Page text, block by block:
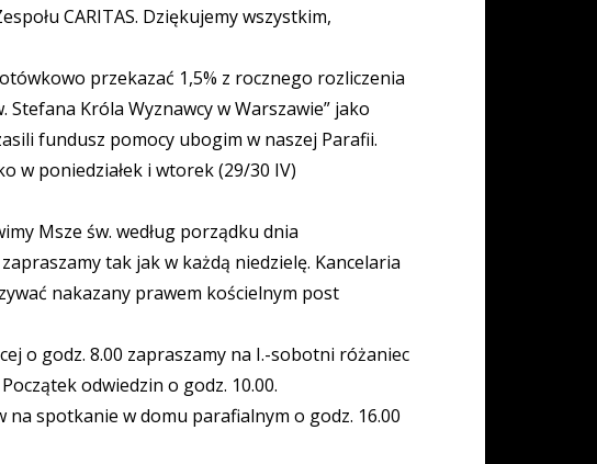
CARITAS. Dziękujemy wszystkim,
przekazać 1,5% z rocznego rozliczenia
Króla Wyznawcy w Warszawie” jako
fundusz pomocy ubogim w naszej Parafii.
w poniedziałek i wtorek (29/30 IV)
Msze św. według porządku dnia
tak jak w każdą niedzielę. Kancelaria
nakazany prawem kościelnym post
o godz. 8.00 zapraszamy na I.-sobotni różaniec
odwiedzin o godz. 10.00.
na spotkanie w domu parafialnym o godz. 16.00